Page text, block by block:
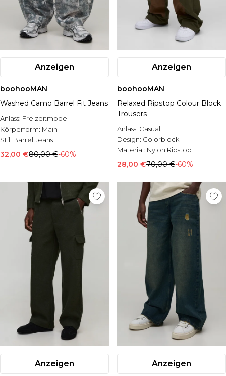
Anzeigen
boohooMAN
Washed Camo Barrel Fit Jeans
Anlass: Freizeitmode
Körperform: Main
Stil: Barrel Jeans
32,00 €80,00 €-60%
Anzeigen
boohooMAN
Relaxed Ripstop Colour Block
Trousers
Anlass: Casual
Design: Colorblock
Material: Nylon Ripstop
28,00 €70,00 €-60%
Anzeigen Anzeigen